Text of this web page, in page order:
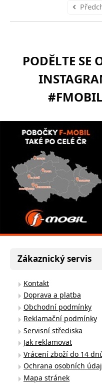
PODĚLTE SE
#FMOBIL
Zákaznický servis
Kontakt
Doprava a platba
Obchodní podmínky
Reklamační podmínky
Servisní střediska
Jak reklamovat
Vrácení zboží do 14
Ochrana osobních
Mapa stránek